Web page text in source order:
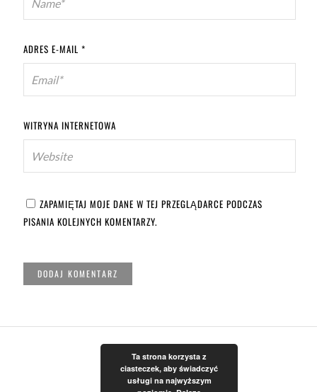
ADRES E-MAIL *
WITRYNA INTERNETOWA
ZAPAMIĘTAJ MOJE DANE W TEJ PRZEGLĄDARCE PODCZAS
PISANIA KOLEJNYCH KOMENTARZY.
Ta strona korzysta z
ciasteczek, aby świadczyć
usługi na najwyższym